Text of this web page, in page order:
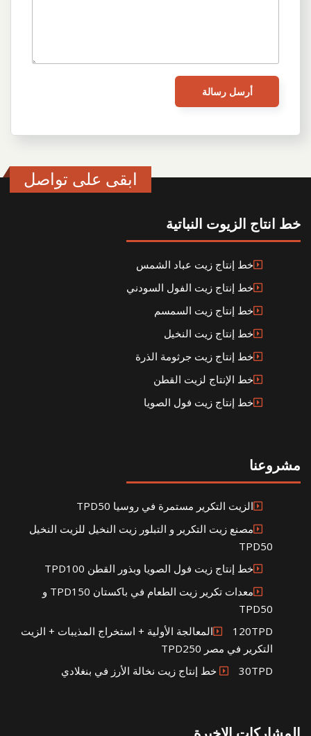
ابقى على تواصل
خط انتاج الزيوت النباتية
خط إنتاج زيت عباد الشمس
خط إنتاج زيت الفول السودني
خط إنتاج زيت السمسم
خط إنتاج زيت النخيل
خط إنتاج زيت جرثومة الذرة
خط الإنتاج لزيت القطن
خط إنتاج زيت فول الصويا
مشروعنا
الزيت التكرير مستمرة في روسيا TPD50
مصنع زيت التكرير و التبلور زيت النخيل للزيت النخيل
TPD50
خط إنتاج زيت فول الصويا وبذور القطن TPD100
معدات تكرير زيت الطعام في باكستان TPD150 و
TPD50
120TPDالمعالجة الأولية + استخراج المذيبات + الزيت
التكرير في مصر TPD250
30TPD خط إنتاج زيت نخالة الأرز في بنغلادي